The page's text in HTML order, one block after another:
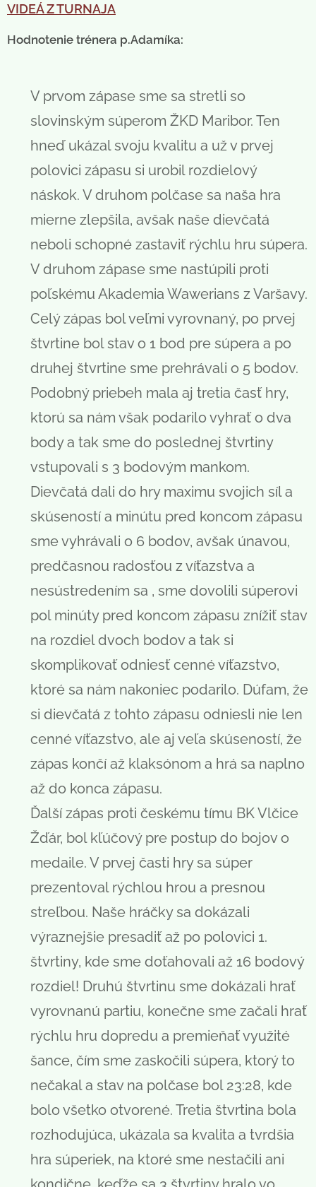
VIDEÁ Z TURNAJA
Hodnotenie trénera p.Adamíka:
V prvom zápase sme sa stretli so
slovinským súperom ŽKD Maribor. Ten
hneď ukázal svoju kvalitu a už v prvej
polovici zápasu si urobil rozdielový
náskok. V druhom polčase sa naša hra
mierne zlepšila, avšak naše dievčatá
neboli schopné zastaviť rýchlu hru súpera.
V druhom zápase sme nastúpili proti
poľskému Akademia Wawerians z Varšavy.
Celý zápas bol veľmi vyrovnaný, po prvej
štvrtine bol stav o 1 bod pre súpera a po
druhej štvrtine sme prehrávali o 5 bodov.
Podobný priebeh mala aj tretia časť hry,
ktorú sa nám však podarilo vyhrať o dva
body a tak sme do poslednej štvrtiny
vstupovali s 3 bodovým mankom.
Dievčatá dali do hry maximu svojich síl a
skúseností a minútu pred koncom zápasu
sme vyhrávali o 6 bodov, avšak únavou,
predčasnou radosťou z víťazstva a
nesústredením sa , sme dovolili súperovi
pol minúty pred koncom zápasu znížiť stav
na rozdiel dvoch bodov a tak si
skomplikovať odniesť cenné víťazstvo,
ktoré sa nám nakoniec podarilo. Dúfam, že
si dievčatá z tohto zápasu odniesli nie len
cenné víťazstvo, ale aj veľa skúseností, že
zápas končí až klaksónom a hrá sa naplno
až do konca zápasu.
Ďalší zápas proti českému tímu BK Vlčice
Žďár, bol kľúčový pre postup do bojov o
medaile. V prvej časti hry sa súper
prezentoval rýchlou hrou a presnou
streľbou. Naše hráčky sa dokázali
výraznejšie presadiť až po polovici 1.
štvrtiny, kde sme doťahovali až 16 bodový
rozdiel! Druhú štvrtinu sme dokázali hrať
vyrovnanú partiu, konečne sme začali hrať
rýchlu hru dopredu a premieňať využité
šance, čím sme zaskočili súpera, ktorý to
nečakal a stav na polčase bol 23:28, kde
bolo všetko otvorené. Tretia štvrtina bola
rozhodujúca, ukázala sa kvalita a tvrdšia
hra súperiek, na ktoré sme nestačili ani